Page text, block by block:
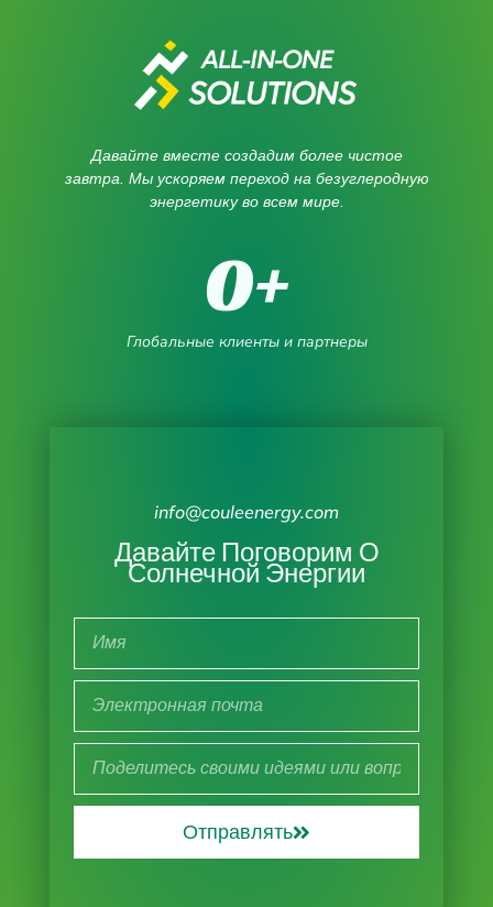
Давайте вместе создадим более чистое
завтра. Мы ускоряем переход на безуглеродную
энергетику во всем мире.
Глобальные клиенты и партнеры
0+
info@couleenergy.com
Давайте Поговорим О
Солнечной Энергии
Отправлять